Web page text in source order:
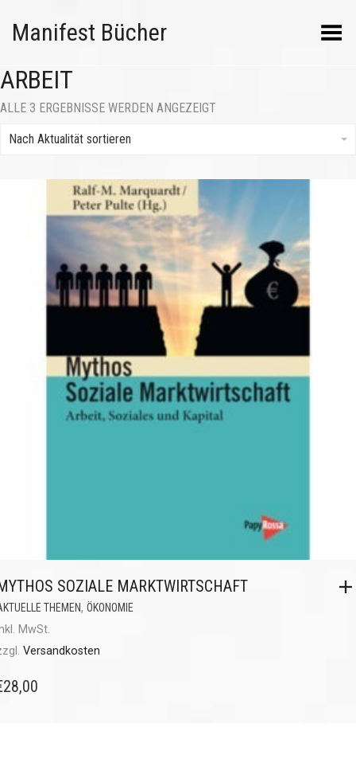
Manifest Bücher Menü umschalten
ARBEIT
ALLE 3 ERGEBNISSE WERDEN ANGEZEIGT
Nach Aktualität sortieren
SOZIALE MARKTWIRTSCHAFT
THEMEN, ÖKONOMIE
MwSt.
Versandkosten
28,00